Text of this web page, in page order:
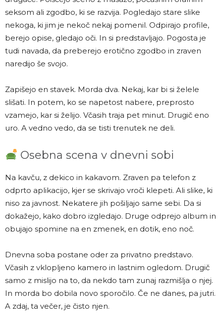
seksom ali zgodbo, ki se razvija. Pogledajo stare slike
nekoga, ki jim je nekoč nekaj pomenil. Odpirajo profile,
berejo opise, gledajo oči. In si predstavljajo. Pogosta je
tudi navada, da preberejo erotično zgodbo in zraven
naredijo še svojo.
Zapišejo en stavek. Morda dva. Nekaj, kar bi si želele
slišati. In potem, ko se napetost nabere, preprosto
vzamejo, kar si želijo. Včasih traja pet minut. Drugič eno
uro. A vedno vedo, da se tisti trenutek ne deli.
Osebna scena v dnevni sobi
Na kavču, z dekico in kakavom. Zraven pa telefon z
odprto aplikacijo, kjer se skrivajo vroči klepeti. Ali slike, ki
niso za javnost. Nekatere jih pošiljajo same sebi. Da si
dokažejo, kako dobro izgledajo. Druge odprejo album in
obujajo spomine na en zmenek, en dotik, eno noč.
Dnevna soba postane oder za privatno predstavo.
Včasih z vklopljeno kamero in lastnim ogledom. Drugič
samo z mislijo na to, da nekdo tam zunaj razmišlja o njej.
In morda bo dobila novo sporočilo. Če ne danes, pa jutri.
A zdaj, ta večer, je čisto njen.